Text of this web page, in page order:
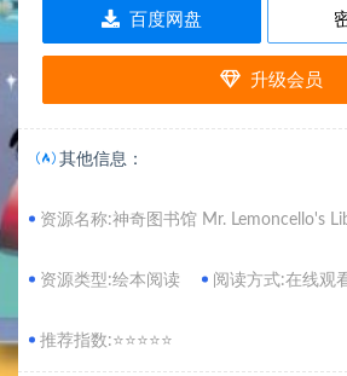
百度网盘
升级会员
其他信息：
资源名称:神奇图书馆 Mr. Lemoncello's
资源类型:绘本阅读 阅读方式:在线观
推荐指数:⭐⭐⭐⭐⭐